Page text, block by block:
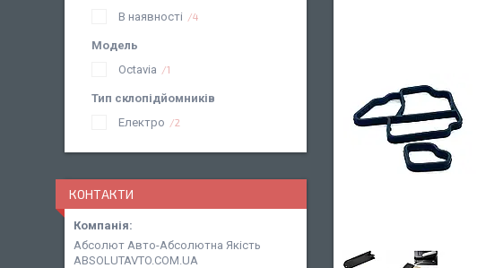
В наявності
4
Модель
Octavia
1
Тип склопідйомників
Електро
2
КОНТАКТИ
Абсолют Авто-Абсолютна Якість
ABSOLUTAVTO.COM.UA